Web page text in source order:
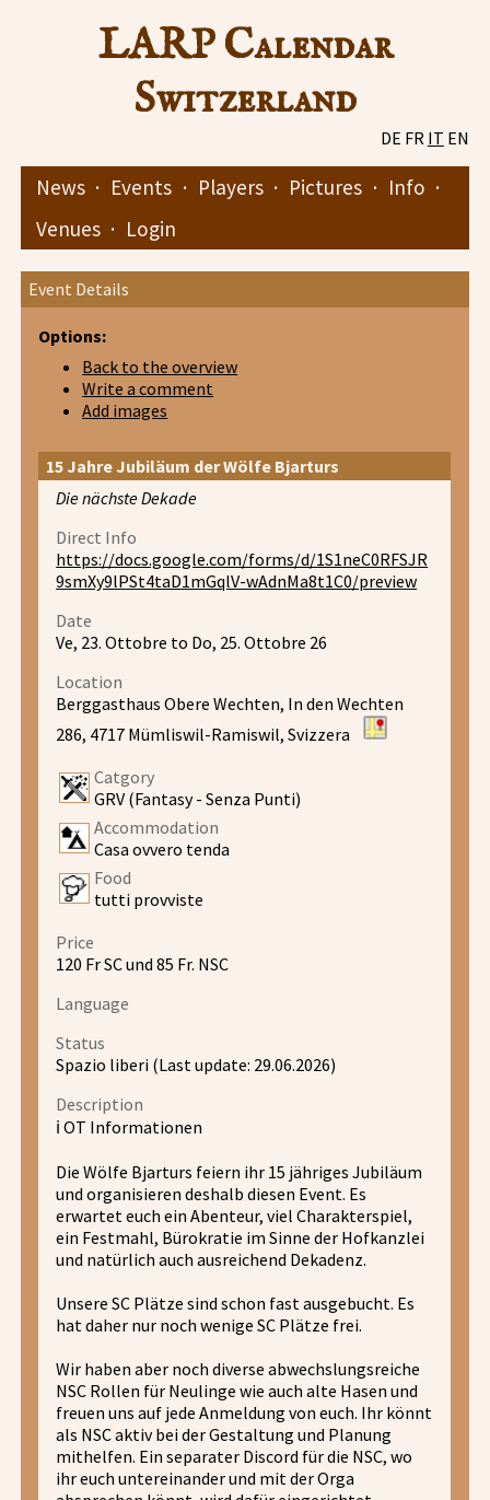
LARP Calendar
Switzerland
DE FR IT EN
News · Events · Players · Pictures · Info ·
Venues · Login
Event Details
Options:
Back to the overview
Write a comment
Add images
15 Jahre Jubiläum der Wölfe Bjarturs
Die nächste Dekade
Direct Info
https://docs.google.com/forms/d/1S1neC0RFSJR
9smXy9lPSt4taD1mGqlV-wAdnMa8t1C0/preview
Date
Ve, 23. Ottobre to Do, 25. Ottobre 26
Location
Berggasthaus Obere Wechten, In den Wechten
286, 4717 Mümliswil-Ramiswil, Svizzera
Catgory
GRV (Fantasy - Senza Punti)
Accommodation
Casa ovvero tenda
Food
tutti provviste
Price
120 Fr SC und 85 Fr. NSC
Language
Status
Spazio liberi (Last update: 29.06.2026)
Description
ℹ️ OT Informationen
Die Wölfe Bjarturs feiern ihr 15 jähriges Jubiläum
und organisieren deshalb diesen Event. Es
erwartet euch ein Abenteur, viel Charakterspiel,
ein Festmahl, Bürokratie im Sinne der Hofkanzlei
und natürlich auch ausreichend Dekadenz.
Unsere SC Plätze sind schon fast ausgebucht. Es
hat daher nur noch wenige SC Plätze frei.
Wir haben aber noch diverse abwechslungsreiche
NSC Rollen für Neulinge wie auch alte Hasen und
freuen uns auf jede Anmeldung von euch. Ihr könnt
als NSC aktiv bei der Gestaltung und Planung
mithelfen. Ein separater Discord für die NSC, wo
ihr euch untereinander und mit der Orga